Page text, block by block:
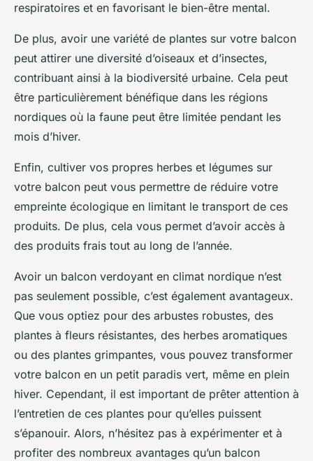
respiratoires et en favorisant le bien-être mental.
De plus, avoir une variété de plantes sur votre balcon
peut attirer une diversité d’oiseaux et d’insectes,
contribuant ainsi à la biodiversité urbaine. Cela peut
être particulièrement bénéfique dans les régions
nordiques où la faune peut être limitée pendant les
mois d’hiver.
Enfin, cultiver vos propres herbes et légumes sur
votre balcon peut vous permettre de réduire votre
empreinte écologique en limitant le transport de ces
produits. De plus, cela vous permet d’avoir accès à
des produits frais tout au long de l’année.
Avoir un balcon verdoyant en climat nordique n’est
pas seulement possible, c’est également avantageux.
Que vous optiez pour des arbustes robustes, des
plantes à fleurs résistantes, des herbes aromatiques
ou des plantes grimpantes, vous pouvez transformer
votre balcon en un petit paradis vert, même en plein
hiver. Cependant, il est important de prêter attention à
l’entretien de ces plantes pour qu’elles puissent
s’épanouir. Alors, n’hésitez pas à expérimenter et à
profiter des nombreux avantages qu’un balcon